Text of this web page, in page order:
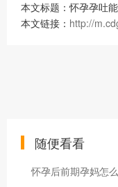
本文标题：怀孕孕吐
本文链接： http://
随便看看
怀孕后前期孕妈怎